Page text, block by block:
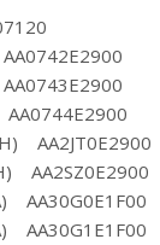
AA2JT0E2900
AA2SZ0E2900
AA30G0E1F00
AA30G1E1F00